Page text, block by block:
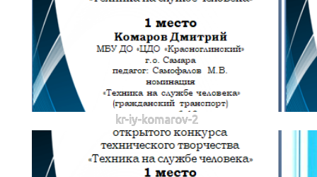
kr-iy-komarov-2